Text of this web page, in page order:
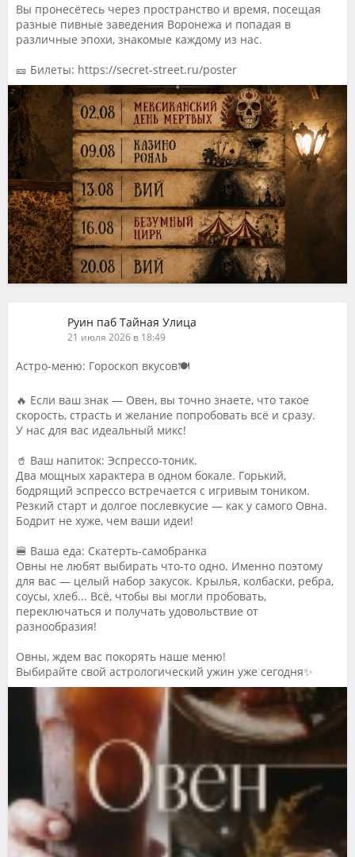
Вы пронесётесь через пространство и время, посещая
разные пивные заведения Воронежа и попадая в
различные эпохи, знакомые каждому из нас.
🎫 Билеты: https://secret-street.ru/poster
Руин паб Тайная Улица
21 июля 2026 в 18:49
Астро-меню: Гороскоп вкусов🍽️
🔥 Если ваш знак — Овен, вы точно знаете, что такое
скорость, страсть и желание попробовать всё и сразу.
У нас для вас идеальный микс!
🥤 Ваш напиток: Эспрессо-тоник.
Два мощных характера в одном бокале. Горький,
бодрящий эспрессо встречается с игривым тоником.
Резкий старт и долгое послевкусие — как у самого Овна.
Бодрит не хуже, чем ваши идеи!
🍔 Ваша еда: Скатерть-самобранка
Овны не любят выбирать что-то одно. Именно поэтому
для вас — целый набор закусок. Крылья, колбаски, ребра,
соусы, хлеб... Всё, чтобы вы могли пробовать,
переключаться и получать удовольствие от
разнообразия!
Овны, ждем вас покорять наше меню!
Выбирайте свой астрологический ужин уже сегодня✨